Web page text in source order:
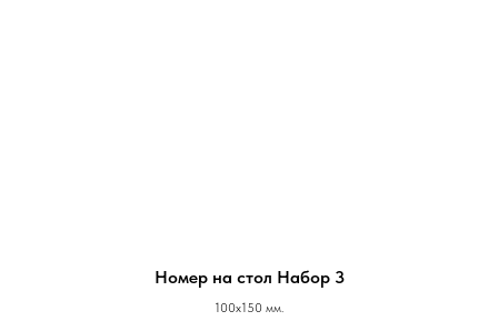
Номер на стол Набор 3
100х150 мм.